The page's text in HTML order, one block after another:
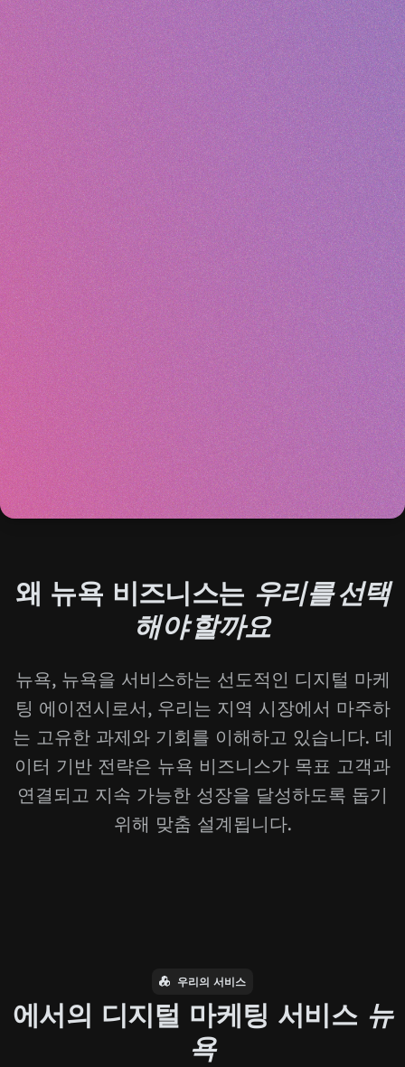
왜 뉴욕 비즈니스는 우리를 선택
해야 할까요
뉴욕, 뉴욕을 서비스하는 선도적인 디지털 마케
팅 에이전시로서, 우리는 지역 시장에서 마주하
는 고유한 과제와 기회를 이해하고 있습니다. 데
이터 기반 전략은 뉴욕 비즈니스가 목표 고객과
연결되고 지속 가능한 성장을 달성하도록 돕기
위해 맞춤 설계됩니다.
우리의 서비스
에서의 디지털 마케팅 서비스 뉴
욕